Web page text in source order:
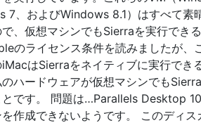
7、およびWindows 8.1）はすべて素
で、仮想マシンでもSierraを実行でき
のライセンス条件を読みましたが、
はSierraをネイティブに実行でき
ハードウェアが仮想マシンでも
とです。 問題は…Parallels Desktop
作成できないようです。 このディス